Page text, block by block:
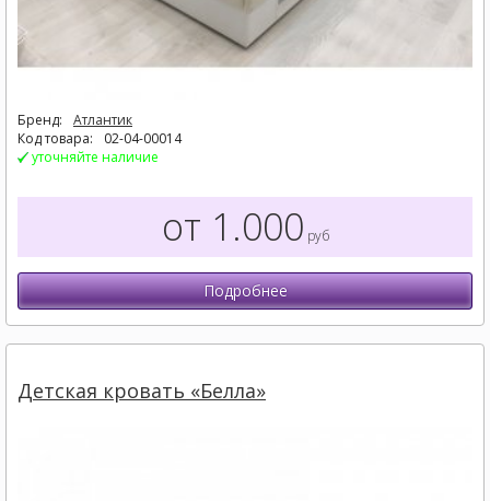
Бренд:
Атлантик
Код товара:
02-04-00014
уточняйте наличие
от 1.000 руб
Подробнее
Детская кровать «Белла»